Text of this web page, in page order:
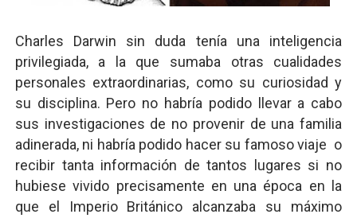
Charles Darwin sin duda tenía una inteligencia
privilegiada, a la que sumaba otras cualidades
personales extraordinarias, como su curiosidad y
su disciplina. Pero no habría podido llevar a cabo
sus investigaciones de no provenir de una familia
adinerada, ni habría podido hacer su famoso viaje o
recibir tanta información de tantos lugares si no
hubiese vivido precisamente en una época en la
que el Imperio Británico alcanzaba su máximo